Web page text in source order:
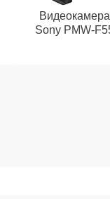
Видеокамера
Sony